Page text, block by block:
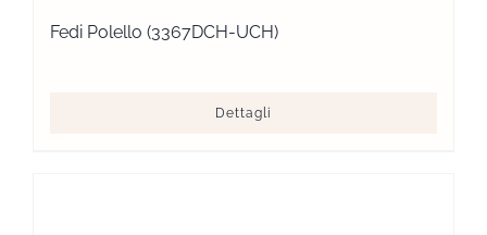
Fedi Polello (3367DCH-UCH)
Dettagli